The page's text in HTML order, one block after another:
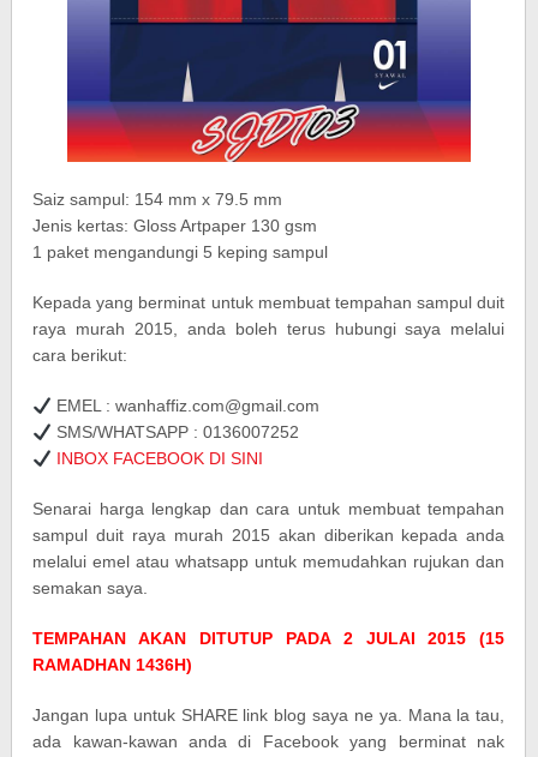
Saiz sampul: 154 mm x 79.5 mm
Jenis kertas: Gloss Artpaper 130 gsm
1 paket mengandungi 5 keping sampul
Kepada yang berminat untuk membuat tempahan sampul duit
raya murah 2015, anda boleh terus hubungi saya melalui
cara berikut:
EMEL : wanhaffiz.com@gmail.com
SMS/WHATSAPP : 0136007252
INBOX FACEBOOK DI SINI
Senarai harga lengkap dan cara untuk membuat tempahan
sampul duit raya murah 2015 akan diberikan kepada anda
melalui emel atau whatsapp untuk memudahkan rujukan dan
semakan saya.
TEMPAHAN AKAN DITUTUP PADA 2 JULAI 2015 (15
RAMADHAN 1436H)
Jangan lupa untuk SHARE link blog saya ne ya. Mana la tau,
ada kawan-kawan anda di Facebook yang berminat nak